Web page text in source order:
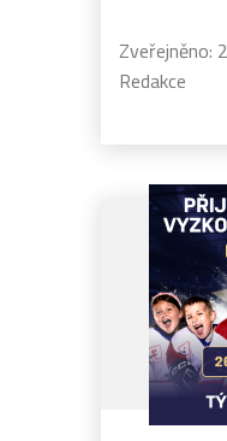
Zveřejněno:
Redakce